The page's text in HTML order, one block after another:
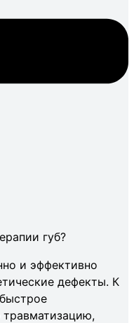
губ?
и эффективно
дефекты. К